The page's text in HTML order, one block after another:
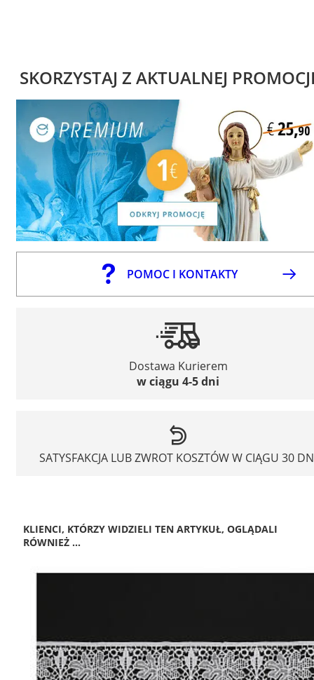
SKORZYSTAJ Z AKTUALNEJ
POMOC I KONTAKTY
Dostawa Kurierem
w ciągu 4-5 dni
SATYSFAKCJA LUB ZWROT KOSZTÓW W CIĄGU 30
KLIENCI, KTÓRZY WIDZIELI TEN ARTYKUŁ, OGLĄDALI
RÓWNIEŻ ...